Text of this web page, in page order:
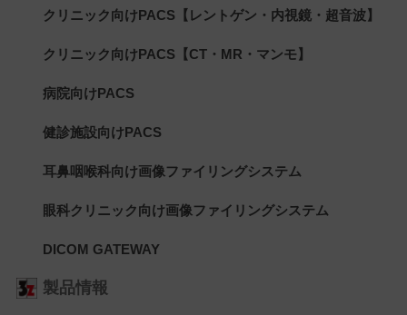
クリニック向けPACS【レントゲン・内視鏡・超音波】
クリニック向けPACS【CT・MR・マンモ】
病院向けPACS
健診施設向けPACS
耳鼻咽喉科向け画像ファイリングシステム
眼科クリニック向け画像ファイリングシステム
DICOM GATEWAY
製品情報